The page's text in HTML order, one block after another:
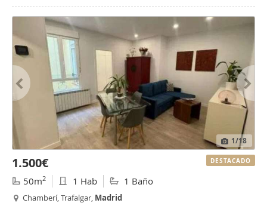
1/18
1.500€
50m2 1 Hab 1 Baño
Chamberí, Trafalgar, Madrid
DESTACADO